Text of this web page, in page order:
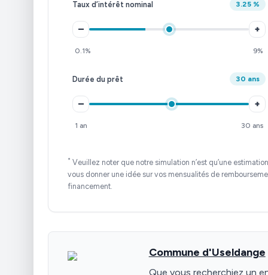
Taux d’intérêt nominal 3.25 %
– +
0.1% 9%
Durée du prêt 30 ans
– +
1 an 30 ans
* Veuillez noter que notre simulation n’est qu’une
vous donner une idée sur vos mensualités de
financement.
Commune d'Useldange
Que vous recherchiez un